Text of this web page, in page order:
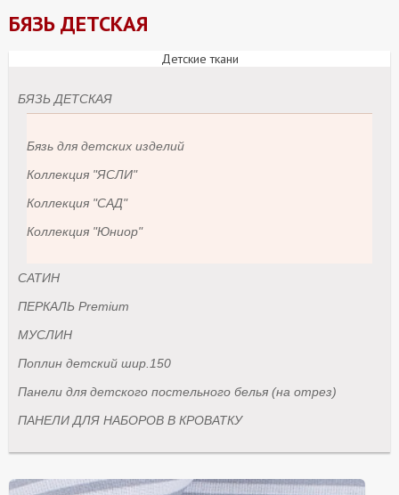
БЯЗЬ ДЕТСКАЯ
Детские ткани
БЯЗЬ ДЕТСКАЯ
Бязь для детских изделий
Коллекция "ЯСЛИ"
Коллекция "САД"
Коллекция "Юниор"
САТИН
ПЕРКАЛЬ Premium
МУСЛИН
Поплин детский шир.150
Панели для детского постельного белья (на отрез)
ПАНЕЛИ ДЛЯ НАБОРОВ В КРОВАТКУ